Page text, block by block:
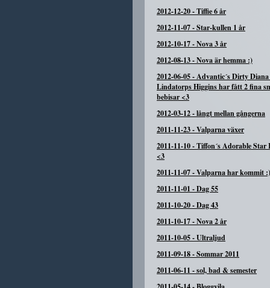
2012-12-20-Tiffie 6 år
2012-11-07-Star-kullen 1 år
2012-10-17-Nova 3 år
2012-08-13-Nova är hemma :)
2012-06-05-Advantic´s Dirty
Lindatorps Higgins har fått 2 fina
bebisar <3
2012-03-12-långt mellan gångerna
2011-11-23-Valparna växer
2011-11-10-Tiffon´s Adorable Star
<3
2011-11-07-Valparna har kommit :)
2011-11-01 -Dag 55
2011-10-20-Dag 43
2011-10-17-Nova 2 år
2011-10-05-Ultraljud
2011-09-18-Sommar 2011
2011-06-11 -sol, bad & semester